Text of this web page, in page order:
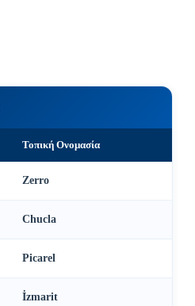
Τοπική Ονομασία
Zerro
Chucla
Picarel
İzmarit